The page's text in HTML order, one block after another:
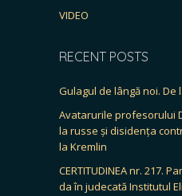
VIDEO
RECENT POSTS
Gulagul de lângă noi. De
Avatarurile profesorului
la russe și disidența
la Kremlin
CERTITUDINEA nr. 217.
da în judecată Institutul